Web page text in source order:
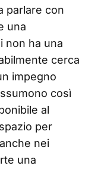
parlare con
una
non ha una
cerca
impegno
così
al
per
nei
una